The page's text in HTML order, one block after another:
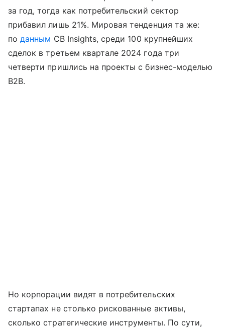
за год, тогда как потребительский сектор
прибавил лишь 21%. Мировая тенденция та же:
поданным CB Insights, среди 100 крупнейших
сделок в третьем квартале 2024 года три
четверти пришлись на проекты с бизнес-моделью
B2B.
Но корпорации видят в потребительских
стартапах не столько рискованные активы,
сколько стратегические инструменты. По сути,